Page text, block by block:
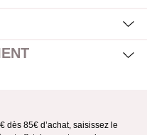
dès 85€ d’achat, saisissez le